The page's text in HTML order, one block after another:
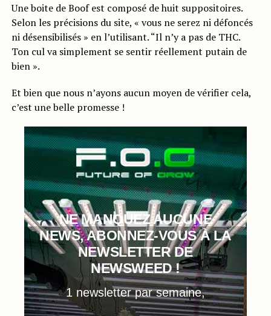
Une boite de Boof est composé de huit suppositoires.
Selon les précisions du site, « vous ne serez ni défoncés
ni désensibilisés » en l’utilisant. “Il n’y a pas de THC.
Ton cul va simplement se sentir réellement putain de
bien ».
Et bien que nous n’ayons aucun moyen de vérifier cela,
c’est une belle promesse !
NE MANQUEZ AUCUNE
NEWS, ABONNEZ-VOUS À LA
NEWSLETTER DE
NEWSWEED !
1 newsletter par semaine,